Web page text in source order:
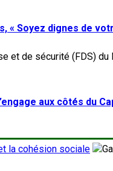
« Soyez dignes de
aux côtés du
la cohésion sociale